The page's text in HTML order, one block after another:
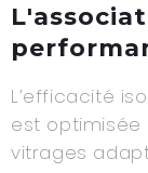
L’efficacité
est optimisée
vitrages